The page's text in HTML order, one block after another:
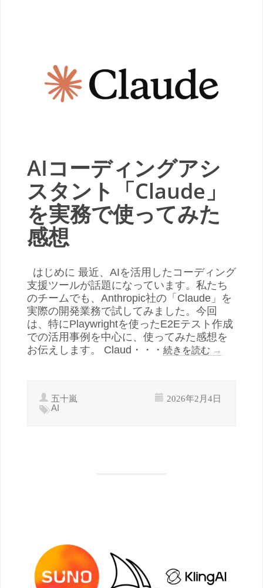
AIコーディングアシ
スタント「Claude」
を実務で使ってみた
感想
はじめに 最近、AIを活用したコーディング
支援ツールが話題になっています。私たち
のチームでも、Anthropic社の「Claude」を
実際の開発業務で試してみました。今回
は、特にPlaywrightを使ったE2Eテスト作成
での活用事例を中心に、使ってみた感想を
お伝えします。 Claud・・・ 続きを読む →
五十嵐 2026年2月4日
AI